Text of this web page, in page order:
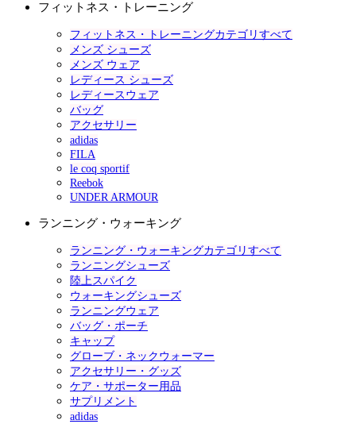
フィットネス・トレーニング
フィットネス・トレーニングカテゴリすべて
メンズ シューズ
メンズ ウェア
レディース シューズ
レディースウェア
バッグ
アクセサリー
adidas
FILA
le coq sportif
Reebok
UNDER ARMOUR
ランニング・ウォーキング
ランニング・ウォーキングカテゴリすべて
ランニングシューズ
陸上スパイク
ウォーキングシューズ
ランニングウェア
バッグ・ポーチ
キャップ
グローブ・ネックウォーマー
アクセサリー・グッズ
ケア・サポーター用品
サプリメント
adidas